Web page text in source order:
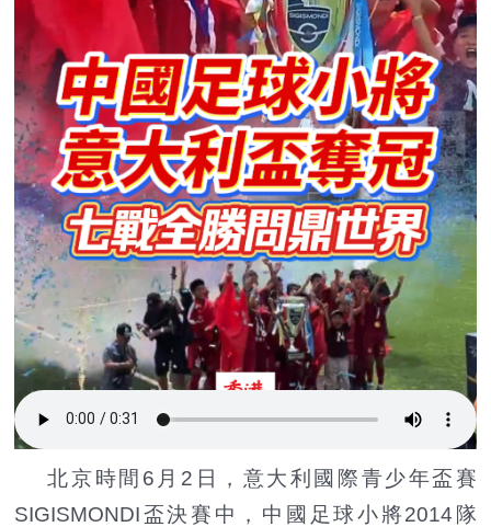
北京時間6月2日，意大利國際青少年盃賽
SIGISMONDI盃決賽中，中國足球小將2014隊